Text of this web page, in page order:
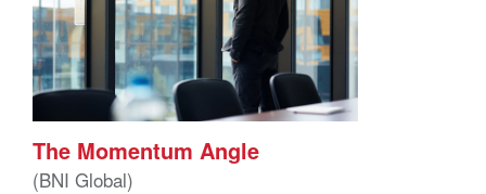
The Momentum Angle
(BNI Global)